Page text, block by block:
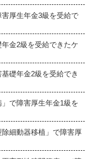
害厚生年金3級を受給で
年金2級を受給できたケ
礎年金2級を受給でき
で障害厚生年金1級を
細動器移植」で障害厚